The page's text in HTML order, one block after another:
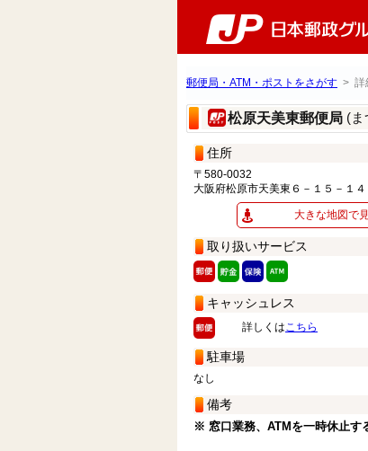
郵便局・ATM・ポストをさがす > 詳
松原天美東郵便局 (ま
住所
〒580-0032
大阪府松原市天美東６－１５－１４
大きな地図で
取り扱いサービス
キャッシュレス
詳しくはこちら
駐車場
なし
備考
※ 窓口業務、ATMを一時休止す